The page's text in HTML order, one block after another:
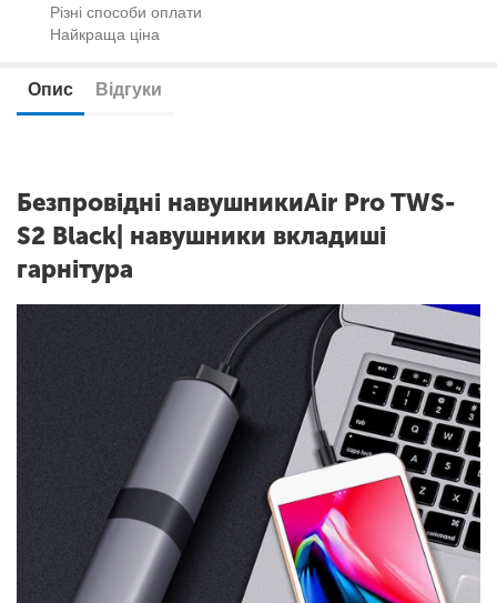
Різні способи оплати
Найкраща ціна
Опис Відгуки
Безпровідні навушникиAir Pro TWS-
S2 Black | навушники вкладиші
гарнітура